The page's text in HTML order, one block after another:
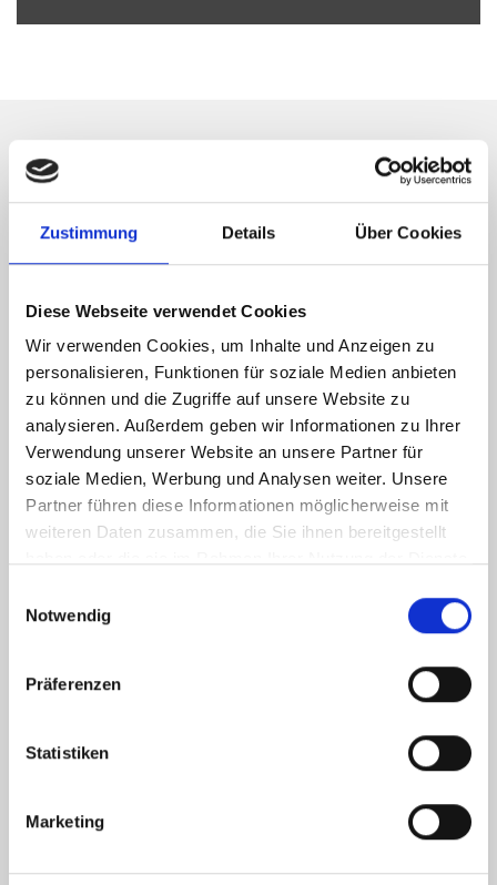
Zustimmung Details Über Cookies
Diese Webseite verwendet Cookies
Wir verwenden Cookies, um Inhalte und Anzeigen zu
personalisieren, Funktionen für soziale Medien anbieten
zu können und die Zugriffe auf unsere Website zu
analysieren. Außerdem geben wir Informationen zu Ihrer
Verwendung unserer Website an unsere Partner für
soziale Medien, Werbung und Analysen weiter. Unsere
Partner führen diese Informationen möglicherweise mit
weiteren Daten zusammen, die Sie ihnen bereitgestellt
Notwendig
Präferenzen
Statistiken
Marketing
Wir informieren Sie
automatisch über passende
neue Angebote
Ich habe die
zur Kenntnis genommen. Ich stimme
Hinweis: Sie können Ihre Einwilligung jederzeit für die Zukunft per E-Mail
* Pflichtfelder